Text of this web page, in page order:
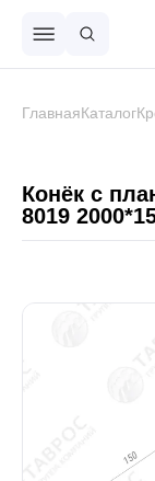
Чёрный
Сваи
ГлавнаяКаталог
Конёк с
8019